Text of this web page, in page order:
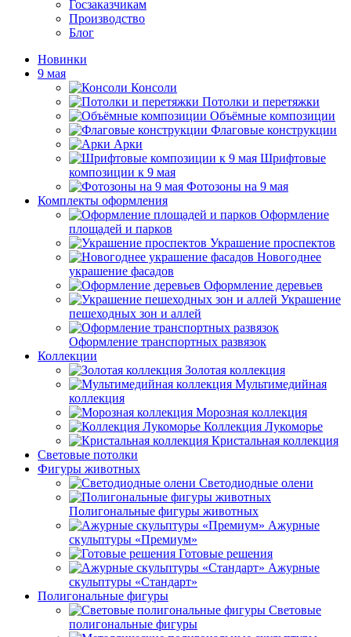
Госзаказчикам
Производство
Блог
Новинки
9 мая
Консоли
Потолки и перетяжки
Объёмные композиции
Флаговые конструкции
Арки
Шрифтовые
композиции к 9 мая
Фотозоны на 9 мая
Комплекты оформления
Оформление
площадей и парков
Украшение проспектов
Новогоднее
украшение фасадов
Оформление деревьев
Украшение
пешеходных зон и аллей
Оформление транспортных развязок
Коллекции
Золотая коллекция
Мультимедийная
коллекция
Морозная коллекция
Коллекция Лукоморье
Кристальная коллекция
Световые потолки
Фигуры животных
Светодиодные олени
Полигональные фигуры животных
Ажурные
скульптуры «Премиум»
Готовые решения
Ажурные
скульптуры «Стандарт»
Полигональные фигуры
Световые
полигональные фигуры